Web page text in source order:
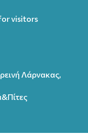
visitors
Λάρνακας,